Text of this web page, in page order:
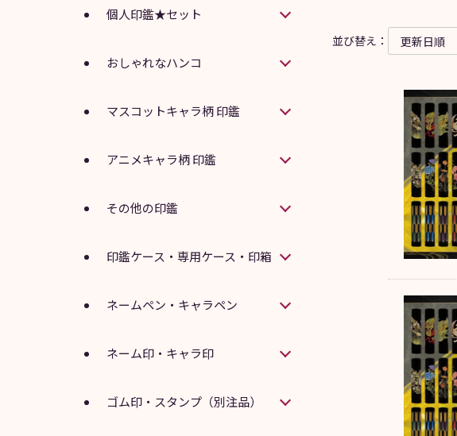
並び替え：
個人印鑑★セット
おしゃれなハンコ
マスコットキャラ柄 印鑑
アニメキャラ柄 印鑑
その他の印鑑
印鑑ケース・専用ケース・印箱
ネームペン・キャラペン
ネーム印・キャラ印
ゴム印・スタンプ（別注品）